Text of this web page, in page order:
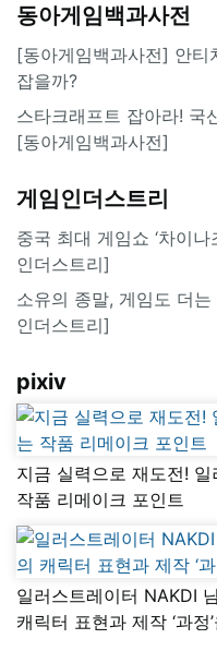
동아게임백과사전
[동아게임백과사전] 안티
잡을까?
스타크래프트 잡아라! 국
[동아게임백과사전]
게임인더스트리
중국 최대 게임쇼 ‘차이
인더스트리]
소유의 종말, 게임도 더
인더스트리]
pixiv
지금 실력으로 재도전!
작품 리메이크 포인트
일러스트레이터 NAKDI
캐릭터 표현과 제작 ‘과